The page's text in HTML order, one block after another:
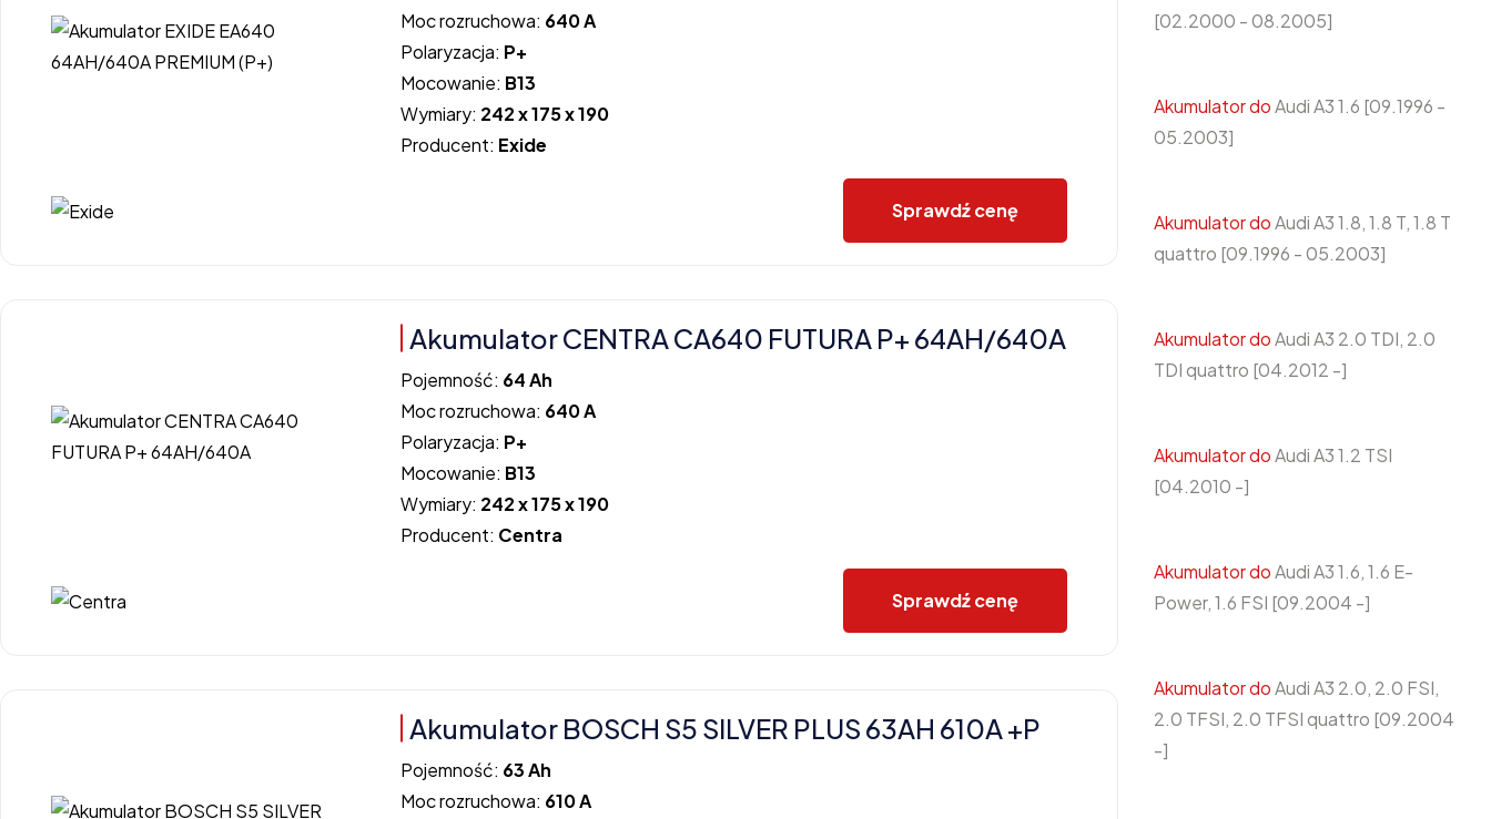
Moc rozruchowa: 640 A
Polaryzacja: P+
Mocowanie: B13
Wymiary: 242 x 175 x 190
Producent: Exide
Sprawdź cenę
Akumulator CENTRA CA640 FUTURA P+ 64AH/640A
Pojemność: 64 Ah
Moc rozruchowa: 640 A
Polaryzacja: P+
Mocowanie: B13
Wymiary: 242 x 175 x 190
Producent: Centra
Sprawdź cenę
Akumulator BOSCH S5 SILVER PLUS 63AH 610A +P
Pojemność: 63 Ah
Moc rozruchowa: 610 A
[02.2000 - 08.2005]
Akumulator doAudi A3 1.6 [09.1996 -
05.2003]
Akumulator doAudi A3 1.8, 1.8 T, 1.8 T
quattro [09.1996 - 05.2003]
Akumulator doAudi A3 2.0 TDI, 2.0
TDI quattro [04.2012 -]
Akumulator doAudi A3 1.2 TSI
[04.2010 -]
Akumulator doAudi A3 1.6, 1.6 E-
Power, 1.6 FSI [09.2004 -]
Akumulator doAudi A3 2.0, 2.0 FSI,
2.0 TFSI, 2.0 TFSI quattro [09.2004
-]